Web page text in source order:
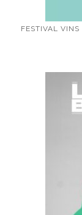
FESTIVAL